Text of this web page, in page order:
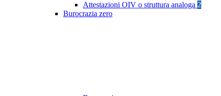
Attestazioni OIV o struttura analoga 2
Burocrazia zero